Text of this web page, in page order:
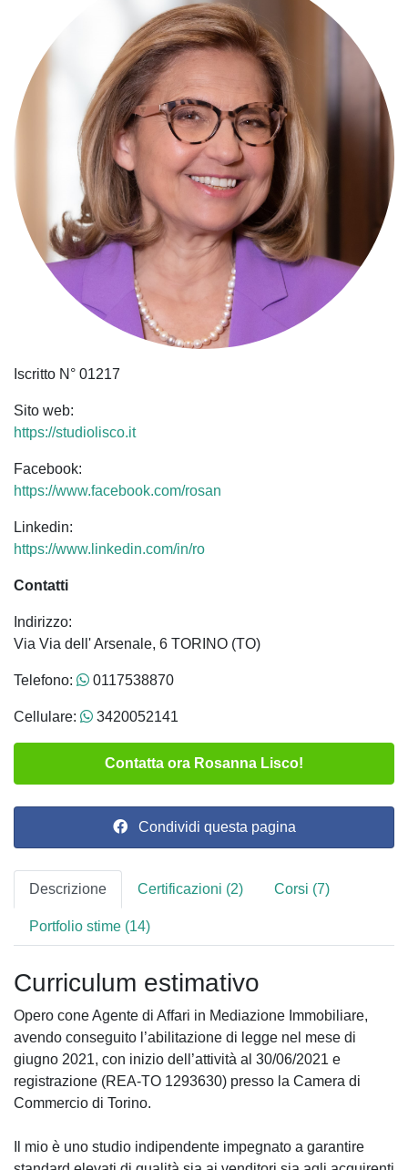
Iscritto N° 01217
Sito web:
https://studiolisco.it
Facebook:
https://www.facebook.com/rosan
Linkedin:
https://www.linkedin.com/in/ro
Contatti
Indirizzo:
Via Via dell' Arsenale, 6 TORINO (TO)
Telefono: 0117538870
Cellulare: 3420052141
Contatta ora Rosanna Lisco!
Condividi questa pagina
Descrizione Certificazioni (2) Corsi (7)
Portfolio stime (14)
Curriculum estimativo
Opero cone Agente di Affari in Mediazione Immobiliare,
avendo conseguito l’abilitazione di legge nel mese di
giugno 2021, con inizio dell’attività al 30/06/2021 e
registrazione (REA-TO 1293630) presso la Camera di
Commercio di Torino.
Il mio è uno studio indipendente impegnato a garantire